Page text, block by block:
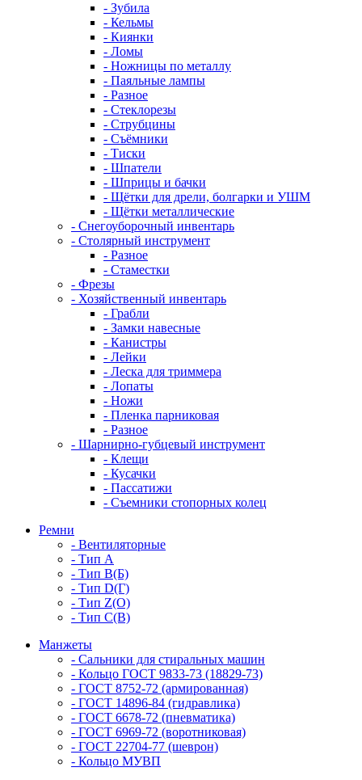
- Зубила
- Кельмы
- Киянки
- Ломы
- Ножницы по металлу
- Паяльные лампы
- Разное
- Стеклорезы
- Струбцины
- Съёмники
- Тиски
- Шпатели
- Шприцы и бачки
- Щётки для дрели, болгарки и УШМ
- Щётки металлические
- Снегоуборочный инвентарь
- Столярный инструмент
- Разное
- Стаместки
- Фрезы
- Хозяйственный инвентарь
- Грабли
- Замки навесные
- Канистры
- Лейки
- Леска для триммера
- Лопаты
- Ножи
- Пленка парниковая
- Разное
- Шарнирно-губцевый инструмент
- Клещи
- Кусачки
- Пассатижи
- Съемники стопорных колец
Ремни
- Вентиляторные
- Тип A
- Тип B(Б)
- Тип D(Г)
- Тип Z(O)
- Тип С(В)
Манжеты
- Сальники для стиральных машин
- Кольцо ГОСТ 9833-73 (18829-73)
- ГОСТ 8752-72 (армированная)
- ГОСТ 14896-84 (гидравлика)
- ГОСТ 6678-72 (пневматика)
- ГОСТ 6969-72 (воротниковая)
- ГОСТ 22704-77 (шеврон)
- Кольцо МУВП